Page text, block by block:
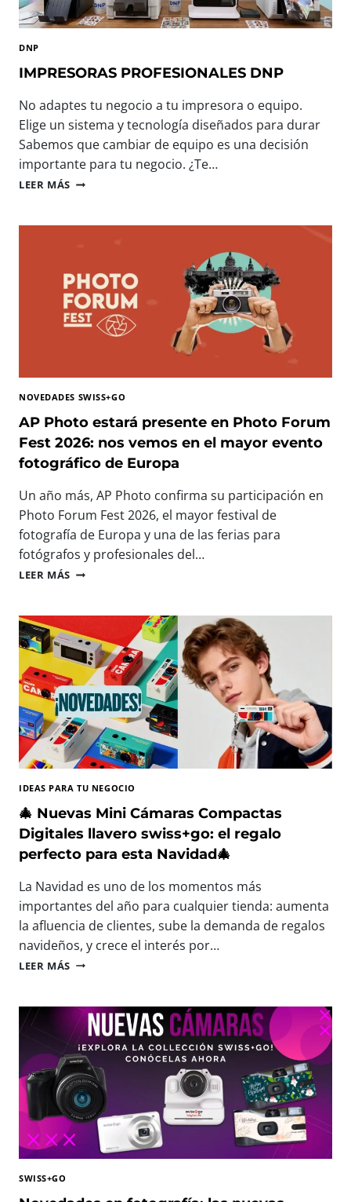
V
E
N
O
:
T
E
C
N
G
I
M
P
R
I
N
I
B
L
P
R
A
C
U
R
A
R
,
I
M
P
R
I
I
Y
D
I
F
R
U
T
A
R
D
M
O
M
E
N
T
O
DNP
IMPRESORAS PROFESIONALES DNP
No adaptes tu negocio a tu impresora o equipo.
Elige un sistema y tecnología diseñados para durar
Sabemos que cambiar de equipo es una decisión
importante para tu negocio. ¿Te…
LEER MÁS
R
O
R
A
S
E
S
O
N
L
E
S
D
N
P
NOVEDADES SWISS+GO
AP Photo estará presente en Photo Forum
Fest 2026: nos vemos en el mayor evento
fotográfico de Europa
Un año más, AP Photo confirma su participación en
Photo Forum Fest 2026, el mayor festival de
fotografía de Europa y una de las ferias para
fotógrafos y profesionales del…
LEER MÁS A
H
O
T
O
E
S
T
A
R
Á
R
E
E
N
E
E
N
P
H
O
O
R
U
M
F
E
S
T
IDEAS PARA TU NEGOCIO
🎄 Nuevas Mini Cámaras Compactas
Digitales llavero swiss+go: el regalo
perfecto para esta Navidad🎄
La Navidad es uno de los momentos más
importantes del año para cualquier tienda: aumenta
la afluencia de clientes, sube la demanda de regalos
navideños, y crece el interés por…
LEER MÁS 🎄
E
A
S
M
I
N
I
C
Á
R
SWISS+GO